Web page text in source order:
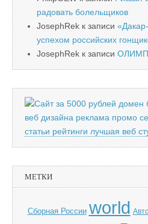
радовать болельщиков
JosephRek к записи
успехом российских
JosephRek к записи
МЕТКИ
Cборная России world